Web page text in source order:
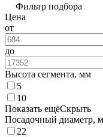
Фильтр подбора
Цена
от
до
Высота сегмента, мм
5
10
Показать ещёСкрыть
Посадочный диаметр,
22